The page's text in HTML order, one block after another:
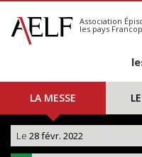
S'abonner
Calendrier
Association
les pays
LA MESSE
Le 28 févr. 2022